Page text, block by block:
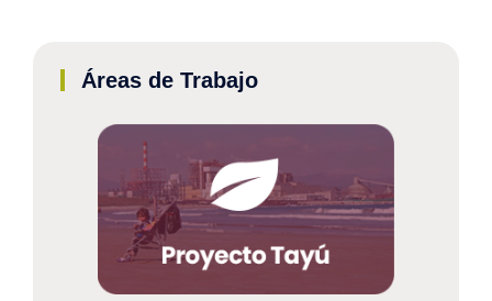
Áreas de Trabajo